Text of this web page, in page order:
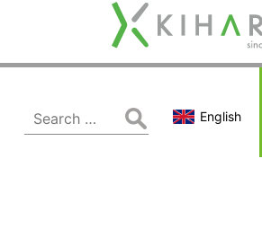
木
原
製
Search
for:
English